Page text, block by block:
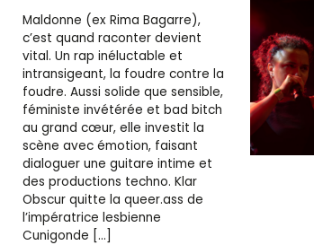
Maldonne (ex Rima Bagarre),
c’est quand raconter devient
vital. Un rap inéluctable et
intransigeant, la foudre contre la
foudre. Aussi solide que sensible,
féministe invétérée et bad bitch
au grand cœur, elle investit la
scène avec émotion, faisant
dialoguer une guitare intime et
des productions techno. Klar
Obscur quitte la queer.ass de
l’impératrice lesbienne
Cunigonde […]